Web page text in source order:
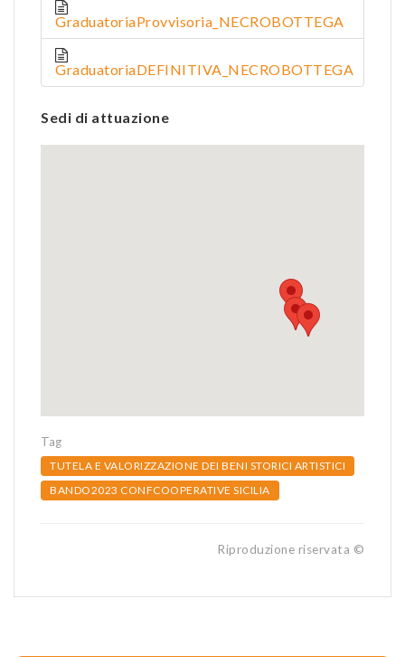
GraduatoriaProvvisoria_NECROBOTTEGA
GraduatoriaDEFINITIVA_NECROBOTTEGA
Sedi di attuazione
Tag
TUTELA E VALORIZZAZIONE DEI BENI STORICI ARTISTICI
BANDO2023 CONFCOOPERATIVE SICILIA
Riproduzione riservata ©